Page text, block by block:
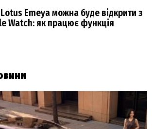
Emeya можна буде відкрити з
Watch: як працює функція